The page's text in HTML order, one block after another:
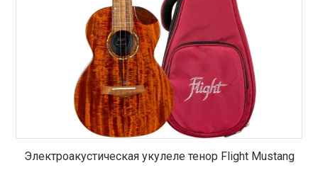
Электроакустическая укулеле тенор Flight Mustang